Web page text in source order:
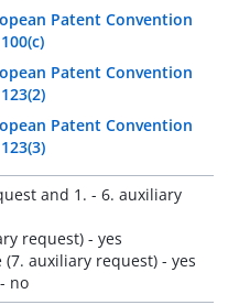
Patent Convention
Patent Convention
Patent Convention
and 1. - 6. auxiliary
request) - yes
auxiliary request) - yes
no